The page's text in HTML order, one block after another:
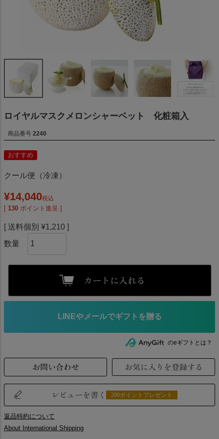
ロイヤルマスクメロンシャーベット 化粧箱入
商品番号 2240
おすすめ
クール便（冷凍）
¥14,040税込
[ 130 ポイント進呈 ]
送料個別 ¥1,210
カートに入れる
のeギフトとは？
お問い合わせ お気に入りを登録する
レビューを書く 200ポイントプレゼント
返品特約について
About International Shipping